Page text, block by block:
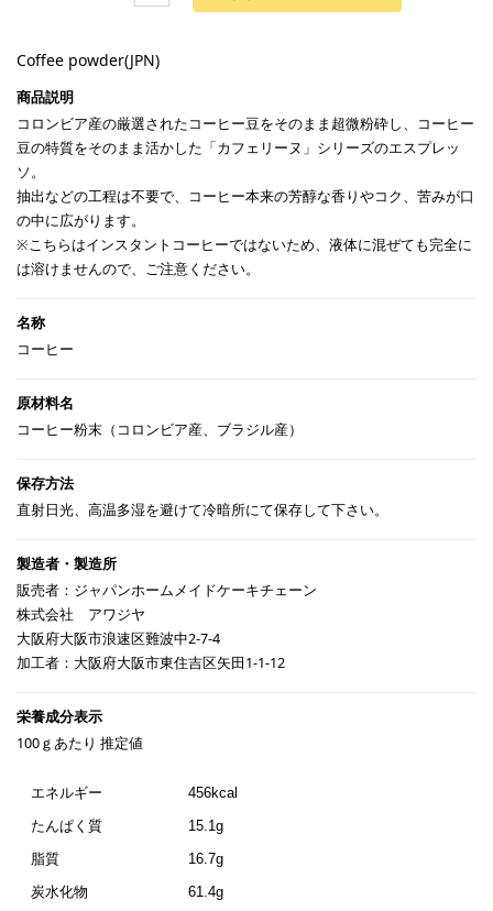
Coffee powder(JPN)
コロンビア産の厳選されたコーヒー豆をそのまま超微粉砕し、コーヒー
豆の特質をそのまま活かした「カフェリーヌ」シリーズのエスプレッ
ソ。
抽出などの工程は不要で、コーヒー本来の芳醇な香りやコク、苦みが口
の中に広がります。
※こちらはインスタントコーヒーではないため、液体に混ぜても完全に
は溶けませんので、ご注意ください。
コーヒー
コーヒー粉末（コロンビア産、ブラジル産）
直射日光、高温多湿を避けて冷暗所にて保存して下さい。
販売者：ジャパンホームメイドケーキチェーン
株式会社 アワジヤ
大阪府大阪市浪速区難波中2-7-4
加工者：大阪府大阪市東住吉区矢田1-1-12
100ｇあたり 推定値
エネルギー 456kcal
たんぱく質 15.1g
脂質 16.7g
炭水化物 61.4g